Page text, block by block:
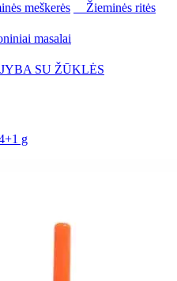
meškerės
Žieminės ritės
masalai
SU ŽŪKLĖS
g